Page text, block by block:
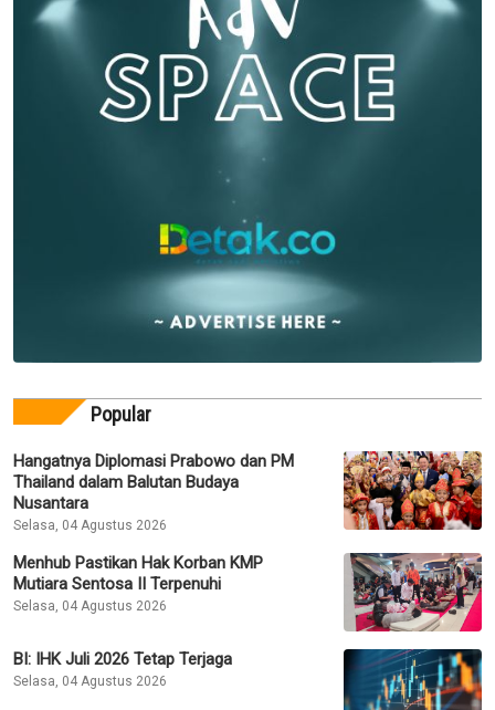
Popular
Hangatnya Diplomasi Prabowo dan PM
Thailand dalam Balutan Budaya
Nusantara
Selasa, 04 Agustus 2026
Menhub Pastikan Hak Korban KMP
Mutiara Sentosa II Terpenuhi
Selasa, 04 Agustus 2026
BI: IHK Juli 2026 Tetap Terjaga
Selasa, 04 Agustus 2026